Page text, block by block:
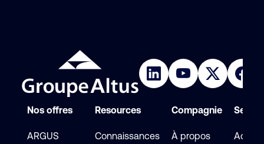
Nos offres
ARGUS
Resources
Connaissances
Compagnie
À propos